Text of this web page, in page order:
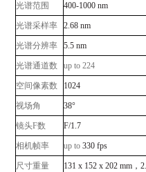
光谱范围 400-1000 nm
光谱采样率 2.68 nm
光谱分辨率 5.5 nm
光谱通道数 up to 224
空间像素数 1024
视场角 38°
镜头F数 F/1.7
相机帧率 up to330 fps
尺寸重量 131 x 152 x 202 mm，